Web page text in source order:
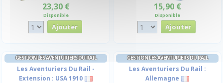
23,30 €
Disponible
15,90 €
Disponible
GESTION LES AVENTURIERS DU RAIL
Les Aventuriers Du Rail -
Extension : USA 1910
GESTION LES AVENTURIERS DU RAIL
Les Aventuriers Du Rail :
Allemagne